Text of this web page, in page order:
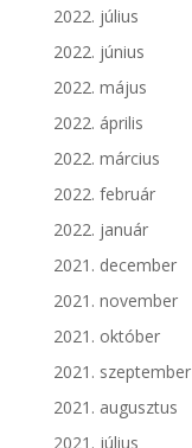
2022. július
2022. június
2022. május
2022. április
2022. március
2022. február
2022. január
2021. december
2021. november
2021. október
2021. szeptember
2021. augusztus
2021. július